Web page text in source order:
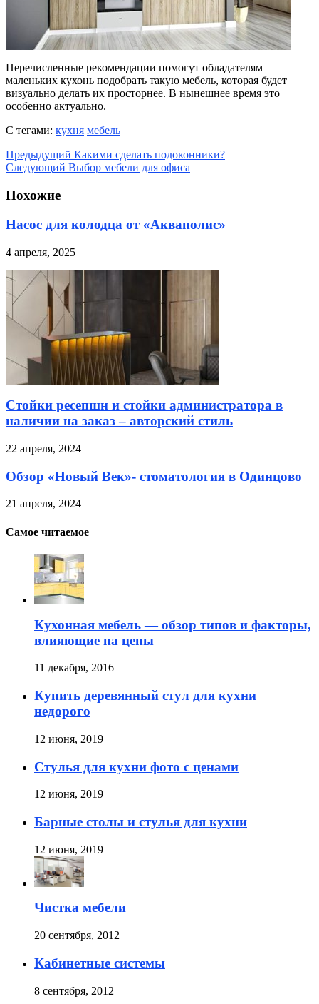
Перечисленные рекомендации помогут обладателям
маленьких кухонь подобрать такую мебель, которая будет
визуально делать их просторнее. В нынешнее время это
особенно актуально.
С тегами: кухня мебель
Предыдущий Какими сделать подоконники?
Следующий Выбор мебели для офиса
Похожие
Насос для колодца от «Акваполис»
4 апреля, 2025
Стойки ресепшн и стойки администратора в
наличии на заказ – авторский стиль
22 апреля, 2024
Обзор «Новый Век»- стоматология в Одинцово
21 апреля, 2024
Самое читаемое
Кухонная мебель — обзор типов и факторы,
влияющие на цены
11 декабря, 2016
Купить деревянный стул для кухни
недорого
12 июня, 2019
Стулья для кухни фото с ценами
12 июня, 2019
Барные столы и стулья для кухни
12 июня, 2019
Чистка мебели
20 сентября, 2012
Кабинетные cиcтемы
8 сентября, 2012